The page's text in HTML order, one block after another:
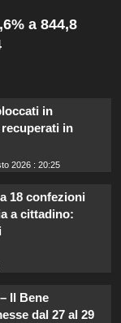
a 844,8
in
in
2026 : 20:25
18 confezioni
a cittadino:
Il Bene
dal 27 al 29